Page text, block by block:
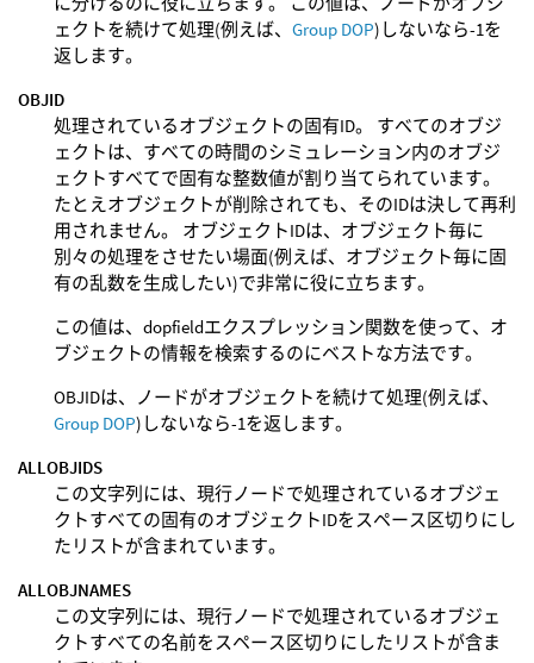
ェクトを続けて処理(例えば、 Group DOP)しないなら-1を
返します。
OBJID
処理されているオブジェクトの固有ID。 すべてのオブジ
ェクトは、すべての時間のシミュレーション内のオブジ
ェクトすべてで固有な整数値が割り当てられています。
たとえオブジェクトが削除されても、そのIDは決して再利
用されません。 オブジェクトIDは、オブジェクト毎に
別々の処理をさせたい場面(例えば、オブジェクト毎に固
有の乱数を生成したい)で非常に役に立ちます。
この値は、dopfieldエクスプレッション関数を使って、オ
ブジェクトの情報を検索するのにベストな方法です。
OBJIDは、ノードがオブジェクトを続けて処理(例えば、
Group DOP)しないなら-1を返します。
ALLOBJIDS
この文字列には、現行ノードで処理されているオブジェ
クトすべての固有のオブジェクトIDをスペース区切りにし
たリストが含まれています。
ALLOBJNAMES
この文字列には、現行ノードで処理されているオブジェ
クトすべての名前をスペース区切りにしたリストが含ま